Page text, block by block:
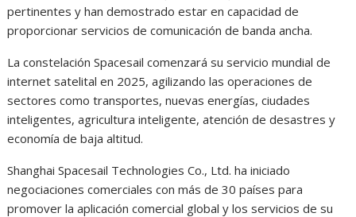
pertinentes y han demostrado estar en capacidad de
proporcionar servicios de comunicación de banda ancha.
La constelación Spacesail comenzará su servicio mundial de
internet satelital en 2025, agilizando las operaciones de
sectores como transportes, nuevas energías, ciudades
inteligentes, agricultura inteligente, atención de desastres y
economía de baja altitud.
Shanghai Spacesail Technologies Co., Ltd. ha iniciado
negociaciones comerciales con más de 30 países para
promover la aplicación comercial global y los servicios de su